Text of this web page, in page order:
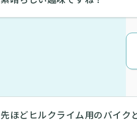
先ほどヒルクライム用のバイク